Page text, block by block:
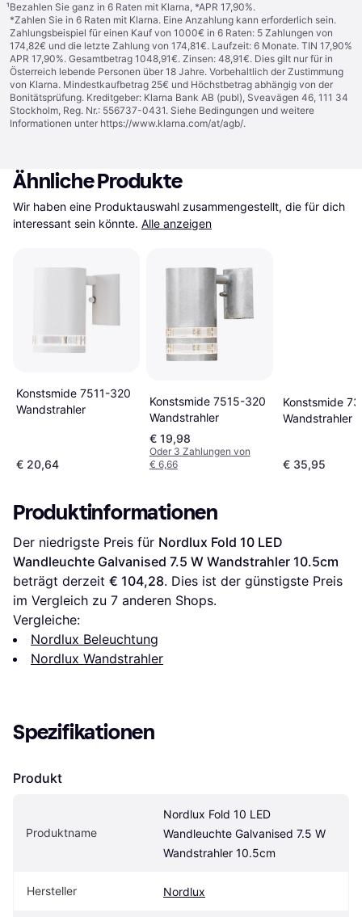
¹Bezahlen Sie ganz in 6 Raten mit Klarna, *APR 17,90%.
*Zahlen Sie in 6 Raten mit Klarna. Eine Anzahlung kann erforderlich sein.
Zahlungsbeispiel für einen Kauf von 1000€ in 6 Raten: 5 Zahlungen von
174,82€ und die letzte Zahlung von 174,81€. Laufzeit: 6 Monate. TIN 17,90%
APR 17,90%. Gesamtbetrag 1048,91€. Zinsen: 48,91€. Dies gilt nur für in
Österreich lebende Personen über 18 Jahre. Vorbehaltlich der Zustimmung
von Klarna. Mindestkaufbetrag 25€ und Höchstbetrag abhängig von der
Bonitätsprüfung. Kreditgeber: Klarna Bank AB (publ), Sveavägen 46, 111 34
Stockholm, Reg. Nr.: 556737-0431. Siehe Bedingungen und weitere
Informationen unter https://www.klarna.com/at/agb/.
Ähnliche Produkte
Wir haben eine Produktauswahl zusammengestellt, die für dich
interessant sein könnte. Alle anzeigen
Konstsmide 7511-320
Wandstrahler
€ 20,64
Konstsmide 7515-320
Wandstrahler
€ 19,98
Oder 3 Zahlungen von
€ 6,66
Konstsmide
Wandstrahler
€ 35,95
Produktinformationen
Der niedrigste Preis für Nordlux Fold 10 LED
Wandleuchte Galvanised 7.5 W Wandstrahler 10.5cm
beträgt derzeit € 104,28. Dies ist der günstigste Preis
im Vergleich zu 7 anderen Shops.
Vergleiche:
Nordlux Beleuchtung
Nordlux Wandstrahler
Spezifikationen
Produkt
Produktname
Nordlux Fold 10 LED
Wandleuchte Galvanised 7.5 W
Wandstrahler 10.5cm
Hersteller Nordlux